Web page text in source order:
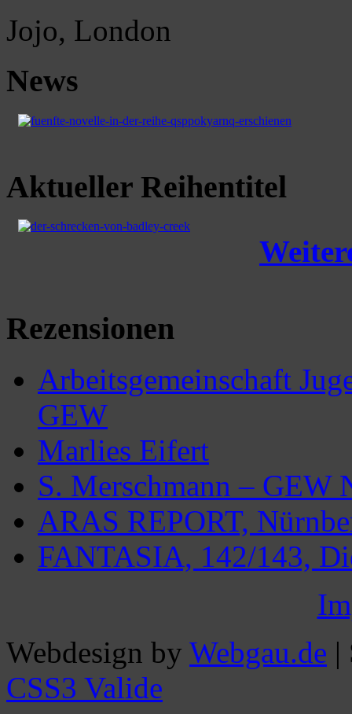
Jojo, London
News
Aktueller Reihentitel
Rezensionen
Arbeitsgemeinschaft
GEW
Marlies Eifert
S. Merschmann – GEW
ARAS REPORT,
FANTASIA, 142/143,
Webdesign by Webgau.de |
CSS3 Valide